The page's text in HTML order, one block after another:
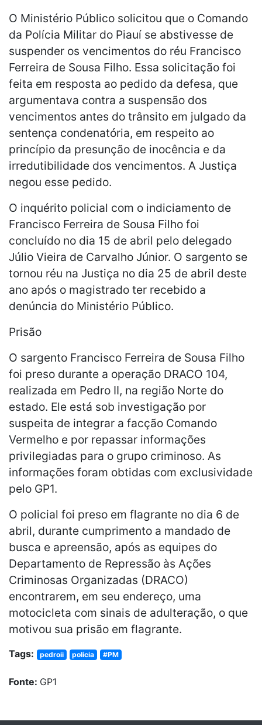
O Ministério Público solicitou que o Comando
da Polícia Militar do Piauí se abstivesse de
suspender os vencimentos do réu Francisco
Ferreira de Sousa Filho. Essa solicitação foi
feita em resposta ao pedido da defesa, que
argumentava contra a suspensão dos
vencimentos antes do trânsito em julgado da
sentença condenatória, em respeito ao
princípio da presunção de inocência e da
irredutibilidade dos vencimentos. A Justiça
negou esse pedido.
O inquérito policial com o indiciamento de
Francisco Ferreira de Sousa Filho foi
concluído no dia 15 de abril pelo delegado
Júlio Vieira de Carvalho Júnior. O sargento se
tornou réu na Justiça no dia 25 de abril deste
ano após o magistrado ter recebido a
denúncia do Ministério Público.
Prisão
O sargento Francisco Ferreira de Sousa Filho
foi preso durante a operação DRACO 104,
realizada em Pedro II, na região Norte do
estado. Ele está sob investigação por
suspeita de integrar a facção Comando
Vermelho e por repassar informações
privilegiadas para o grupo criminoso. As
informações foram obtidas com exclusividade
pelo GP1.
O policial foi preso em flagrante no dia 6 de
abril, durante cumprimento a mandado de
busca e apreensão, após as equipes do
Departamento de Repressão às Ações
Criminosas Organizadas (DRACO)
encontrarem, em seu endereço, uma
motocicleta com sinais de adulteração, o que
motivou sua prisão em flagrante.
Tags: pedroii policia #PM
Fonte: GP1